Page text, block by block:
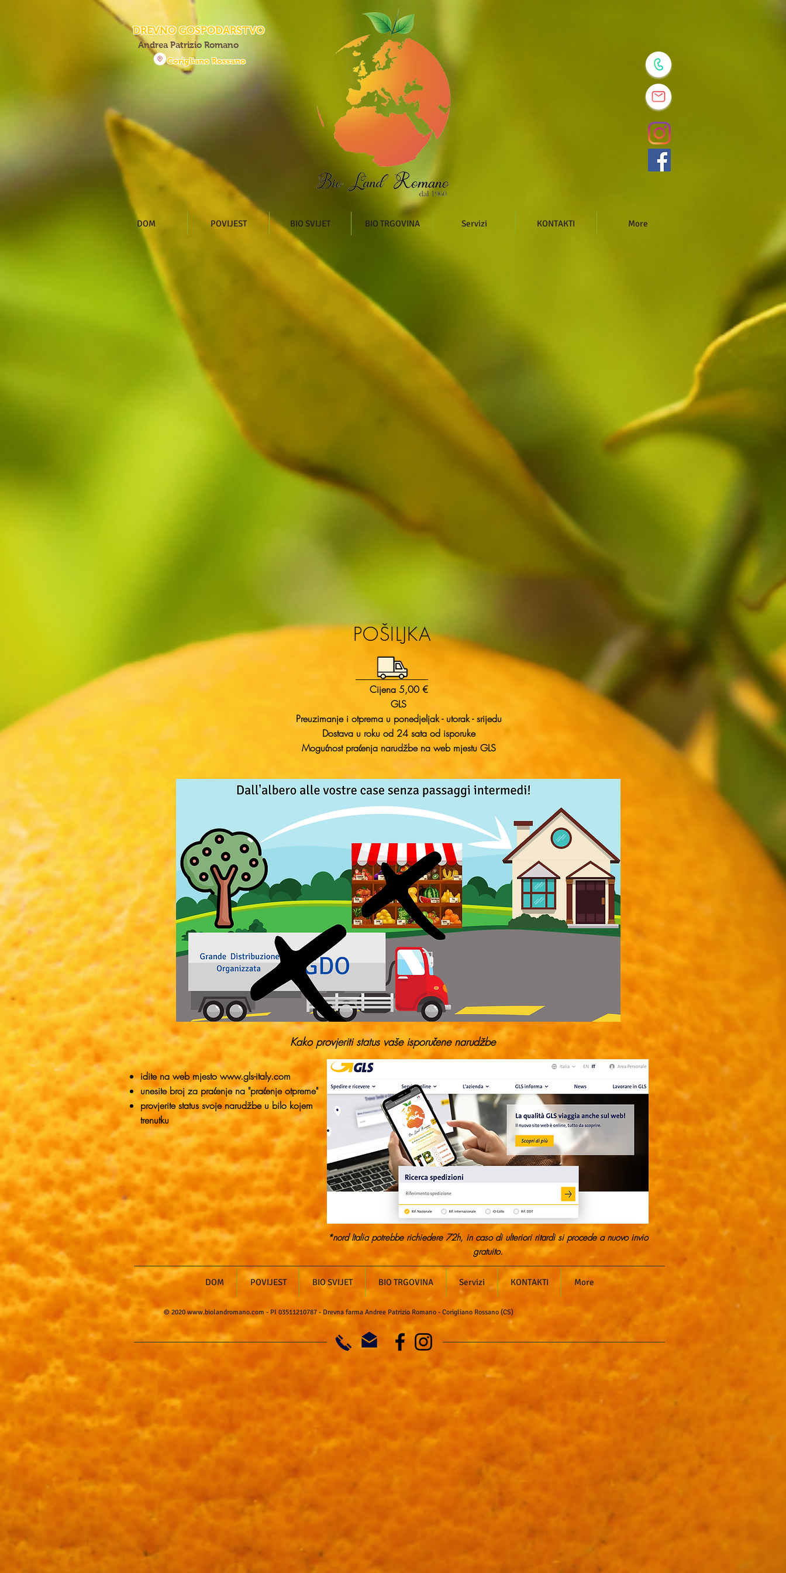
DREVNO GOSPODARSTVO
Andrea Patrizio Romano
Corigliano Rossano
DOM POVIJEST BIO SVIJET BIO TRGOVINA Servizi KONTAKTI More
POŠILJKA
Cijena 5,00 €
GLS
Preuzimanje i otprema u ponedjeljak - utorak - srijedu
Dostava u roku od 24 sata od isporuke
Mogućnost praćenja narudžbe na web mjestu GLS
Kako provjeriti status vaše isporučene narudžbe
idite na web mjesto www.gls-italy.com
unesite broj za praćenje na "praćenje otpreme"
provjerite status svoje narudžbe u bilo kojem
trenutku
*nord Italia potrebbe richiedere 72h, in caso di ulteriori ritardi si procede a nuovo invio
gratuito.
DOM POVIJEST BIO SVIJET BIO TRGOVINA Servizi KONTAKTI More
© 2020 www.biolandromano.com - PI 03511210787 - Drevna farma Andree Patrizio Romano - Corigliano Rossano (CS)